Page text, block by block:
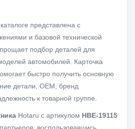
представлена с
и базовой технической
подбор деталей для
автомобилей. Карточка
быстро получить основную
детали, OEM, бренд
к товарной группе.
Hotaru с артикулом HBE-19115